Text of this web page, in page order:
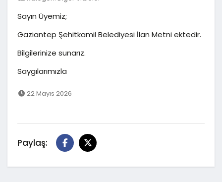
Sayın Üyemiz;
Gaziantep Şehitkamil Belediyesi İlan Metni ektedir.
Bilgilerinize sunarız.
Saygılarımızla
22 Mayıs 2026
Paylaş: